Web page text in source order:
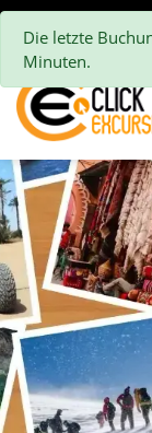
Die letzte
Minuten.